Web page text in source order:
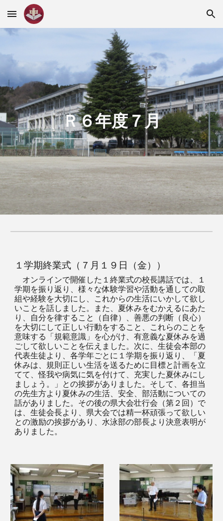
Skip to main content Skip to navigation
Ｒ６年度７月
１学期終業式（７月１９日（金））
オンラインで開催した１終業式の校長講話では、１
学期を振り返り、様々な体験学習や活動を通しての取
組や経験を大切にし、これからの生活にいかして欲し
いことを話しました。また、夏休みをむかえるにあた
り、自分を律すること（自律）、善悪の判断（良心）
を大切にして正しい行動をすること、これらのことを
意味する「規範意識」を心がけ、有意義な夏休みを過
ごして欲しいことを伝えました。次に、生徒会本部の
代表生徒より、各学年ごとに１学期を振り返り、「夏
休みは、規則正しい生活を送るために目標と計画を立
てて、怪我や病気に気を付けて、充実した夏休みにし
ましょう。」との挨拶がありました。そして、各担当
の先生方より夏休みの生活、安全、部活動についての
話がありました。その後の県大会壮行会（第２回）で
は、生徒会長より、県大会では精一杯頑張って欲しい
との激励の挨拶があり、水泳部の部長より決意表明が
ありました。